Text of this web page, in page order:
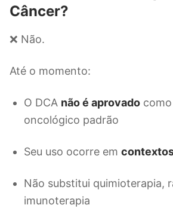
Câncer?
❌ Não.
Até o momento:
O DCA não é aprovado
oncológico padrão
Seu uso ocorre em
Não substitui quimioterapia,
imunoterapia